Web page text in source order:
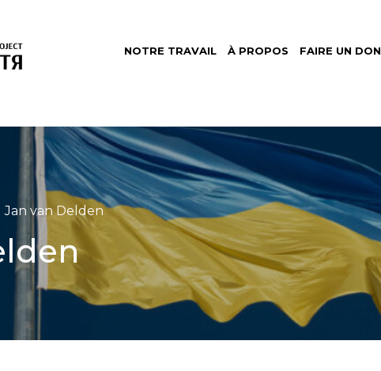
International
‘Life’
NOTRE TRAVAIL À PROPOS FAIRE UN DON
Jan van Delden